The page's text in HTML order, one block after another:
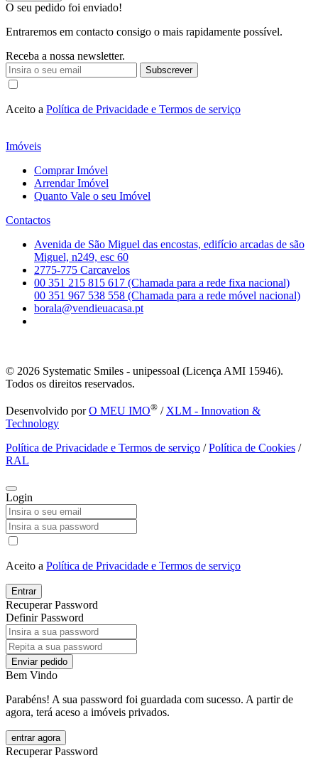
O seu pedido foi enviado!
Entraremos em contacto consigo o mais rapidamente possível.
Receba a nossa newsletter.
Subscrever
Aceito a Política de Privacidade e Termos de serviço
Imóveis
Comprar Imóvel
Arrendar Imóvel
Quanto Vale o seu Imóvel
Contactos
Avenida de São Miguel das encostas, edifício arcadas de são
Miguel, n249, esc 60
2775-775 Carcavelos
00 351 215 815 617 (Chamada para a rede fixa nacional)
00 351 967 538 558 (Chamada para a rede móvel nacional)
borala@vendieuacasa.pt
© 2026 Systematic Smiles - unipessoal (Licença AMI 15946).
Todos os direitos reservados.
Desenvolvido porO MEU IMO® / XLM - Innovation &
Technology
Política de Privacidade e Termos de serviço /Política de Cookies /
RAL
Login
Aceito a Política de Privacidade e Termos de serviço
Entrar
Recuperar Password
Definir Password
Enviar pedido
Bem Vindo
Parabéns! A sua password foi guardada com sucesso. A partir de
agora, terá aceso a imóveis privados.
entrar agora
Recuperar Password